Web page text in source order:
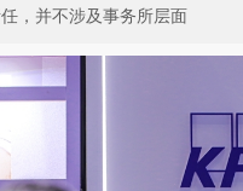
，并不涉及事务所层面